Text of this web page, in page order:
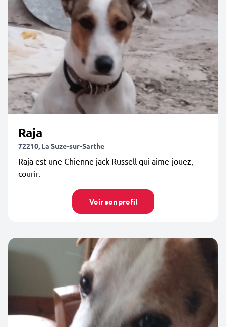
Raja
72210, La Suze-sur-Sarthe
Raja est une Chienne jack Russell qui aime jouez,
courir.
Voir son profil